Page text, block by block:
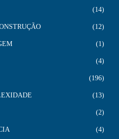
14
12
1
4
196
13
2
4